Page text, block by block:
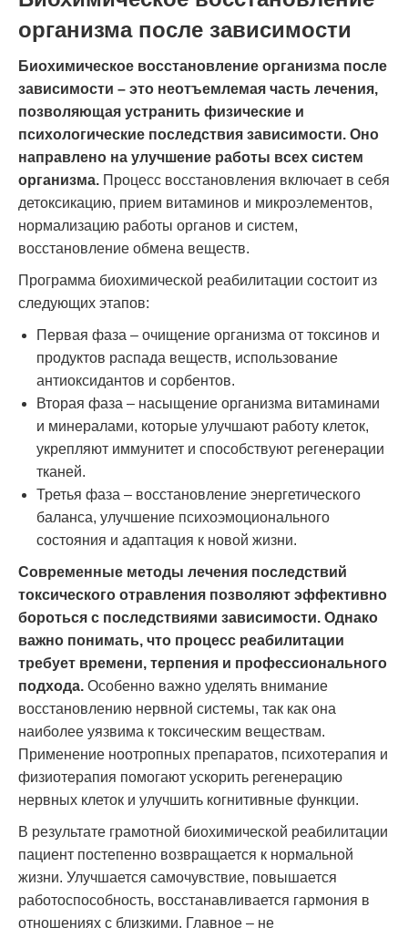
организма после зависимости
Биохимическое восстановление организма после
зависимости – это неотъемлемая часть лечения,
позволяющая устранить физические и
психологические последствия зависимости. Оно
направлено на улучшение работы всех систем
организма. Процесс восстановления включает в себя
детоксикацию, прием витаминов и микроэлементов,
нормализацию работы органов и систем,
восстановление обмена веществ.
Программа биохимической реабилитации состоит из
следующих этапов:
Первая фаза – очищение организма от токсинов и
продуктов распада веществ, использование
антиоксидантов и сорбентов.
Вторая фаза – насыщение организма витаминами
и минералами, которые улучшают работу клеток,
укрепляют иммунитет и способствуют регенерации
тканей.
Третья фаза – восстановление энергетического
баланса, улучшение психоэмоционального
состояния и адаптация к новой жизни.
Современные методы лечения последствий
токсического отравления позволяют эффективно
бороться с последствиями зависимости. Однако
важно понимать, что процесс реабилитации
требует времени, терпения и профессионального
подхода. Особенно важно уделять внимание
восстановлению нервной системы, так как она
наиболее уязвима к токсическим веществам.
Применение ноотропных препаратов, психотерапия и
физиотерапия помогают ускорить регенерацию
нервных клеток и улучшить когнитивные функции.
В результате грамотной биохимической реабилитации
пациент постепенно возвращается к нормальной
жизни. Улучшается самочувствие, повышается
работоспособность, восстанавливается гармония в
отношениях с близкими. Главное – не